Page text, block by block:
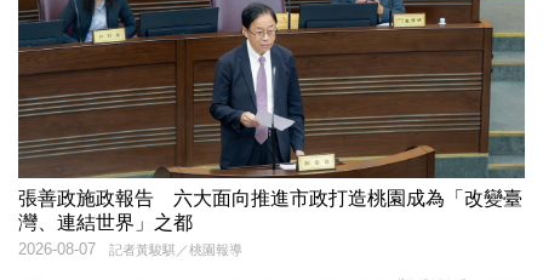
張善政施政報告 六大面向推進市政打造桃園成為「改變臺
灣、連結世界」之都
記者黃駿騏／桃園報導
2026-08-07